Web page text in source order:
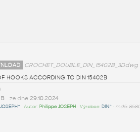
CROCHET_DOUBLE_DIN_15402B_3D.dwg
HOOKS ACCORDING TO DIN 15402B
• ze dne 29.10.2024
• Autor: Philippe JOSEPH • Výrobce: DIN^ • md5: